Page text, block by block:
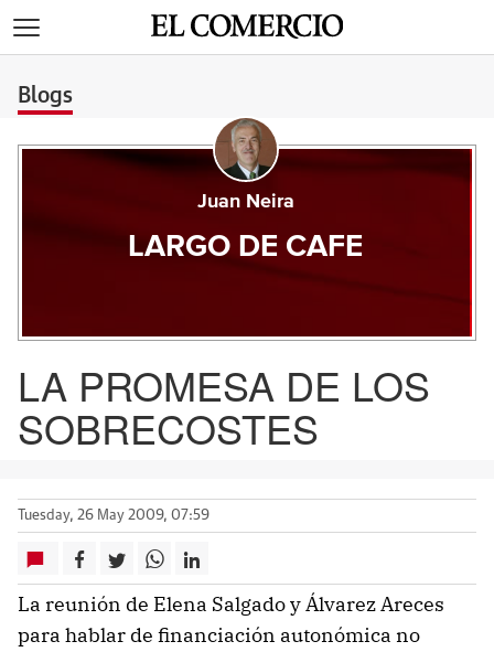
Blogs
Juan Neira
LARGO DE CAFE
LA PROMESA DE LOS
SOBRECOSTES
Tuesday, 26 May 2009, 07:59
La reunión de Elena Salgado y Álvarez Areces
para hablar de financiación autonómica no